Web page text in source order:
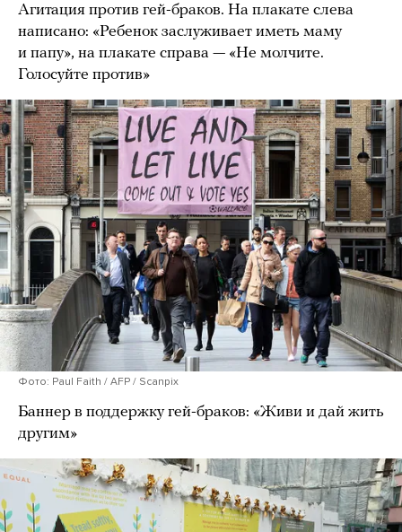
Агитация против гей-браков. На плакате слева
написано: «Ребенок заслуживает иметь маму
и папу», на плакате справа — «Не молчите.
Голосуйте против»
Фото: Paul Faith / AFP / Scanpix
Баннер в поддержку гей-браков: «Живи и дай жить
другим»